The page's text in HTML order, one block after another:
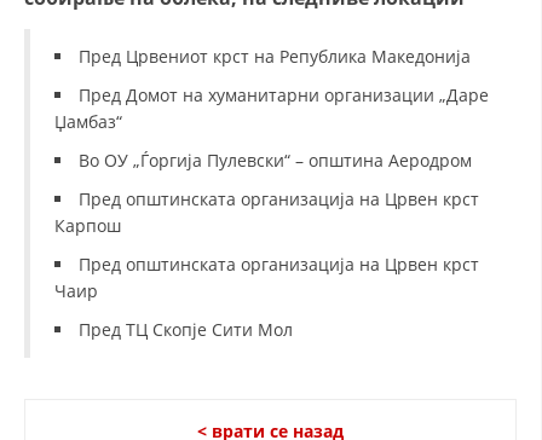
ПОДГОТВЕНОСТ И ДЕЈСТВО ПРИ КАТАСТРОФИ
ОДНОСИ СО ЈАВНОСТ
Пред Црвениот крст на Република Македонија
Пред Домот на хуманитарни организации „Даре
Џамбаз“
Во ОУ „Ѓоргија Пулевски“ – општина Аеродром
Пред општинската организација на Црвен крст
Карпош
Пред општинската организација на Црвен крст
Чаир
Пред ТЦ Скопје Сити Мол
< врати се назад